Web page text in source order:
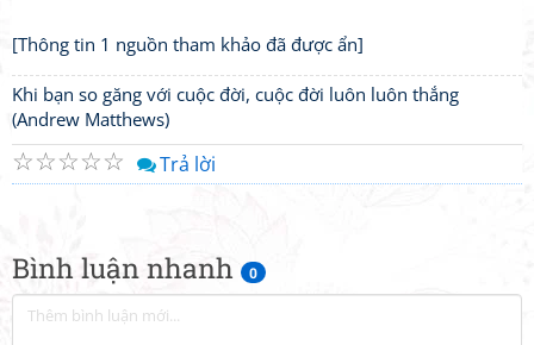
Bình luận nhanh 0
[Thông tin 1 nguồn tham khảo đã được ẩn]
Khi bạn so găng với cuộc đời, cuộc đời luôn luôn thắng
(Andrew Matthews)
☆
☆
☆
☆
☆ Trả lời